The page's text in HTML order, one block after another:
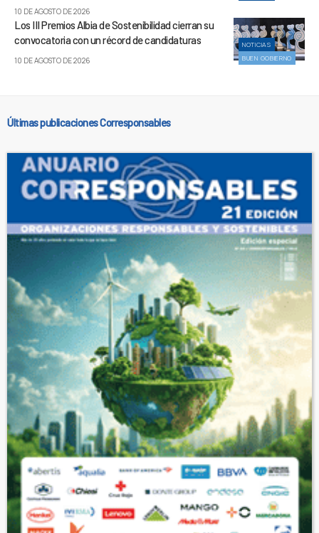
10 DE AGOSTO DE 2026
NOTICIAS
BUEN GOBIERNO
Los III Premios Albia de Sostenibilidad cierran su
convocatoria con un récord de candidaturas
10 DE AGOSTO DE 2026
Últimas publicaciones Corresponsables